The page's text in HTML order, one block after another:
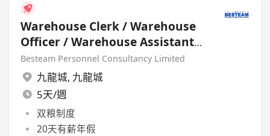
Warehouse Clerk / Warehouse
Officer / Warehouse Assistant
(16K - 17K) 5 Days
Besteam Personnel Consultancy Limited
九龍城, 九龍城
5天/週
双粮制度
20天有薪年假